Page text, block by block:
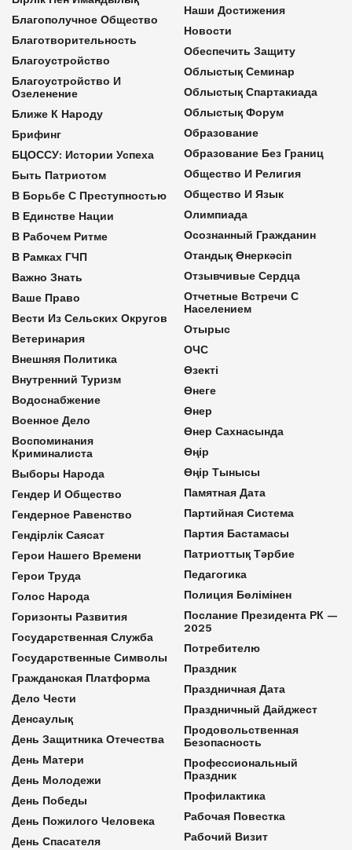
Благополучное Общество
Благотворительность
Благоустройство
Благоустройство И
Озеленение
Ближе К Народу
Брифинг
БЦОССУ: Истории Успеха
Быть Патриотом
В Борьбе С Преступностью
В Единстве Нации
В Рабочем Ритме
В Рамках ГЧП
Важно Знать
Ваше Право
Вести Из Сельских Округов
Ветеринария
Внешняя Политика
Внутренний Туризм
Водоснабжение
Военное Дело
Воспоминания
Криминалиста
Выборы Народа
Гендер И Общество
Гендерное Равенство
Гендірлік Саясат
Герои Нашего Времени
Герои Труда
Голос Народа
Горизонты Развития
Государственная Служба
Государственные Символы
Гражданская Платформа
Дело Чести
Денсаулық
День Защитника Отечества
День Матери
День Молодежи
День Победы
День Пожилого Человека
День Спасателя
Наши Достижения
Новости
Обеспечить Защиту
Облыстық Семинар
Облыстық Спартакиада
Облыстық Форум
Образование
Образование Без Границ
Общество И Религия
Общество И Язык
Олимпиада
Осознанный Гражданин
Отандық Өнеркәсіп
Отзывчивые Сердца
Отчетные Встречи С
Населением
Отырыс
ОЧС
Өзекті
Өнеге
Өнер
Өнер Сахнасында
Өңір
Өңір Тынысы
Памятная Дата
Партийная Система
Партия Бастамасы
Патриоттық Тәрбие
Педагогика
Полиция Бөлімінен
Послание Президента РК —
2025
Потребителю
Праздник
Праздничная Дата
Праздничный Дайджест
Продовольственная
Безопасность
Профессиональный
Праздник
Профилактика
Рабочая Повестка
Рабочий Визит